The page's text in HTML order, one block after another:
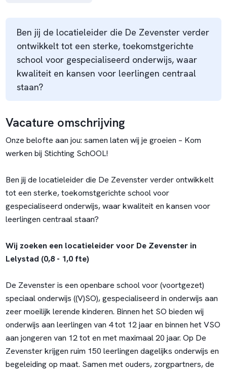
Ben jij de locatieleider die De Zevenster verder
ontwikkelt tot een sterke, toekomstgerichte
school voor gespecialiseerd onderwijs, waar
kwaliteit en kansen voor leerlingen centraal
staan?
Vacature omschrijving
Onze belofte aan jou: samen laten wij je groeien – Kom
werken bij Stichting SchOOL!
Ben jij de locatieleider die De Zevenster verder ontwikkelt
tot een sterke, toekomstgerichte school voor
gespecialiseerd onderwijs, waar kwaliteit en kansen voor
leerlingen centraal staan?
Wij zoeken een locatieleider voor De Zevenster in
Lelystad (0,8 - 1,0 fte)
De Zevenster is een openbare school voor (voortgezet)
speciaal onderwijs ((V)SO), gespecialiseerd in onderwijs aan
zeer moeilijk lerende kinderen. Binnen het SO bieden wij
onderwijs aan leerlingen van 4 tot 12 jaar en binnen het VSO
aan jongeren van 12 tot en met maximaal 20 jaar. Op De
Zevenster krijgen ruim 150 leerlingen dagelijks onderwijs en
begeleiding op maat. Samen met ouders, zorgpartners, de